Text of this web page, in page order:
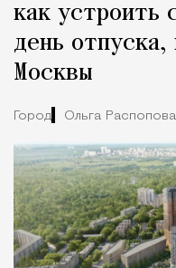
как устроить
день отпуска,
Москвы
Город Ольга Распопова